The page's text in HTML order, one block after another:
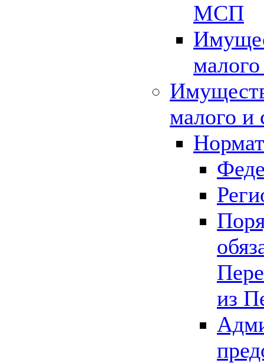
МСП
малого и
из